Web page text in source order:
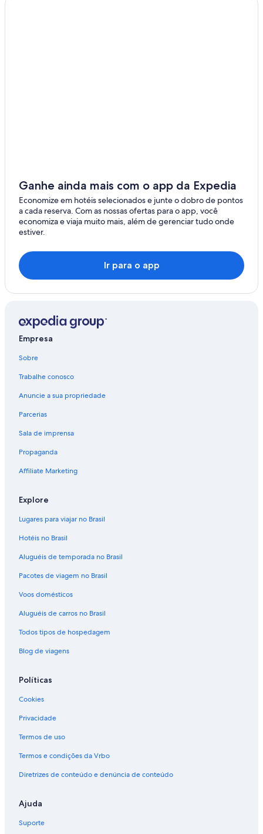
Ganhe ainda mais com o app da Expedia
Economize em hotéis selecionados e junte o dobro de pontos
a cada reserva. Com as nossas ofertas para o app, você
economiza e viaja muito mais, além de gerenciar tudo onde
estiver.
Ir para o app
Empresa
Sobre
Trabalhe conosco
Anuncie a sua propriedade
Parcerias
Sala de imprensa
Propaganda
Affiliate Marketing
Explore
Lugares para viajar no Brasil
Hotéis no Brasil
Aluguéis de temporada no Brasil
Pacotes de viagem no Brasil
Voos domésticos
Aluguéis de carros no Brasil
Todos tipos de hospedagem
Blog de viagens
Políticas
Cookies
Privacidade
Termos de uso
Termos e condições da Vrbo
Diretrizes de conteúdo e denúncia de conteúdo
Ajuda
Suporte